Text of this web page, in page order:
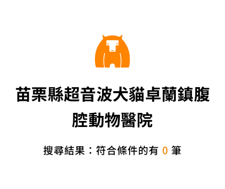
苗栗縣超音波犬貓卓蘭鎮腹
腔動物醫院
搜尋結果：符合條件的有 0 筆